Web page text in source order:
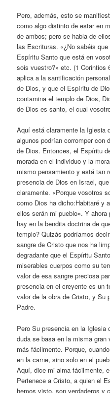
Pero, además, esto se
como algo distinto de estar en
de ambos; pero se habla de
las Escrituras. «¿No sabéis
Espíritu Santo que está en
sois vuestro?» etc. (1 Corintios
aplica a la santificación
de Dios, y que el Espíritu de
contamina el templo de Dios,
de Dios es santo, el cual
Aquí está claramente la Iglesia
algunos podrían corromper con
de Dios. Entonces, el Espíritu
morada en el individuo y la
mismo pensamiento y está tan
presencia de Dios en Israel,
claramente. «Porque vosotros
como Dios ha dicho:Habitaré y
ellos serán mi pueblo». Y
hay en la bendita doctrina de
templo? Quizás podríamos
sangre de Cristo que nos ha
degradante que el Espíritu
miserables cuerpos como su
valor de esa sangre preciosa
presencia en el creyente es un
valor de la obra de Cristo, y Su
Padre.
Pero Su presencia en la Iglesia
duda se basa en la misma
más fácilmente. Porque,
en la carne, sino solo en el
Aquí, dice mi alma fácilmente,
Pertenece a Cristo, a quien el
hemos visto, son verdaderos y